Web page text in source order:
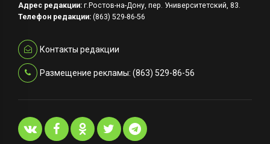
Адрес редакции: г.Ростов-на-Дону, пер. Университетский, 83.
Телефон редакции: (863) 529-86-56
Контакты редакции
Размещение рекламы: (863) 529-86-56